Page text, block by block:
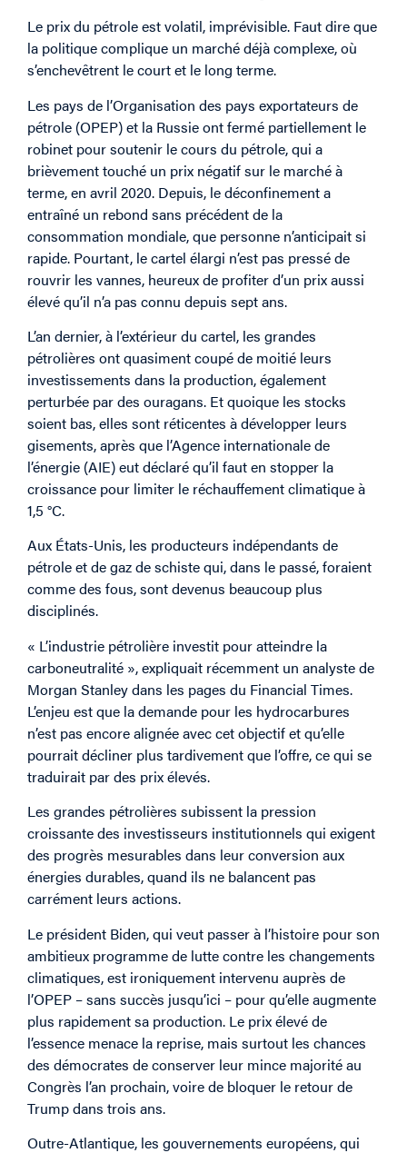
Le prix du pétrole est volatil, imprévisible. Faut dire que
la politique complique un marché déjà complexe, où
s’enchevêtrent le court et le long terme.
Les pays de l’Organisation des pays exportateurs de
pétrole (OPEP) et la Russie ont fermé partiellement le
robinet pour soutenir le cours du pétrole, qui a
brièvement touché un prix négatif sur le marché à
terme, en avril 2020. Depuis, le déconfinement a
entraîné un rebond sans précédent de la
consommation mondiale, que personne n’anticipait si
rapide. Pourtant, le cartel élargi n’est pas pressé de
rouvrir les vannes, heureux de profiter d’un prix aussi
élevé qu’il n’a pas connu depuis sept ans.
L’an dernier, à l’extérieur du cartel, les grandes
pétrolières ont quasiment coupé de moitié leurs
investissements dans la production, également
perturbée par des ouragans. Et quoique les stocks
soient bas, elles sont réticentes à développer leurs
gisements, après que l’Agence internationale de
l’énergie (AIE) eut déclaré qu’il faut en stopper la
croissance pour limiter le réchauffement climatique à
1,5 °C.
Aux États-Unis, les producteurs indépendants de
pétrole et de gaz de schiste qui, dans le passé, foraient
comme des fous, sont devenus beaucoup plus
disciplinés.
« L’industrie pétrolière investit pour atteindre la
carboneutralité », expliquait récemment un analyste de
Morgan Stanley dans les pages du Financial Times.
L’enjeu est que la demande pour les hydrocarbures
n’est pas encore alignée avec cet objectif et qu’elle
pourrait décliner plus tardivement que l’offre, ce qui se
traduirait par des prix élevés.
Les grandes pétrolières subissent la pression
croissante des investisseurs institutionnels qui exigent
des progrès mesurables dans leur conversion aux
énergies durables, quand ils ne balancent pas
carrément leurs actions.
Le président Biden, qui veut passer à l’histoire pour son
ambitieux programme de lutte contre les changements
climatiques, est ironiquement intervenu auprès de
l’OPEP – sans succès jusqu’ici – pour qu’elle augmente
plus rapidement sa production. Le prix élevé de
l’essence menace la reprise, mais surtout les chances
des démocrates de conserver leur mince majorité au
Congrès l’an prochain, voire de bloquer le retour de
Trump dans trois ans.
Outre-Atlantique, les gouvernements européens, qui